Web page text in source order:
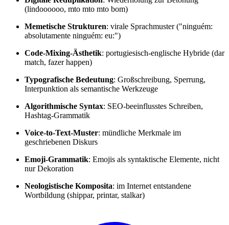
(lindoooooo, mto mto mto bom)
Memetische Strukturen: virale Sprachmuster ("ninguém:
absolutamente ninguém: eu:")
Code-Mixing-Ästhetik: portugiesisch-englische Hybride (dar
match, fazer happen)
Typografische Bedeutung: Großschreibung, Sperrung,
Interpunktion als semantische Werkzeuge
Algorithmische Syntax: SEO-beeinflusstes Schreiben,
Hashtag-Grammatik
Voice-to-Text-Muster: mündliche Merkmale im
geschriebenen Diskurs
Emoji-Grammatik: Emojis als syntaktische Elemente, nicht
nur Dekoration
Neologistische Komposita: im Internet entstandene
Wortbildung (shippar, printar, stalkar)